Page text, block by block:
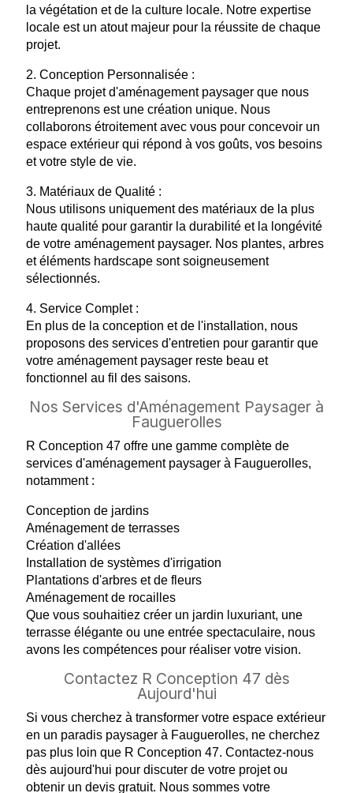
la végétation et de la culture locale. Notre expertise
locale est un atout majeur pour la réussite de chaque
projet.
2. Conception Personnalisée :
Chaque projet d'aménagement paysager que nous
entreprenons est une création unique. Nous
collaborons étroitement avec vous pour concevoir un
espace extérieur qui répond à vos goûts, vos besoins
et votre style de vie.
3. Matériaux de Qualité :
Nous utilisons uniquement des matériaux de la plus
haute qualité pour garantir la durabilité et la longévité
de votre aménagement paysager. Nos plantes, arbres
et éléments hardscape sont soigneusement
sélectionnés.
4. Service Complet :
En plus de la conception et de l'installation, nous
proposons des services d'entretien pour garantir que
votre aménagement paysager reste beau et
fonctionnel au fil des saisons.
Nos Services d'Aménagement Paysager à
Fauguerolles
R Conception 47 offre une gamme complète de
services d'aménagement paysager à Fauguerolles,
notamment :
Conception de jardins
Aménagement de terrasses
Création d'allées
Installation de systèmes d'irrigation
Plantations d'arbres et de fleurs
Aménagement de rocailles
Que vous souhaitiez créer un jardin luxuriant, une
terrasse élégante ou une entrée spectaculaire, nous
avons les compétences pour réaliser votre vision.
Contactez R Conception 47 dès
Aujourd'hui
Si vous cherchez à transformer votre espace extérieur
en un paradis paysager à Fauguerolles, ne cherchez
pas plus loin que R Conception 47. Contactez-nous
dès aujourd'hui pour discuter de votre projet ou
obtenir un devis gratuit. Nous sommes votre